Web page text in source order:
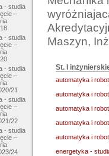
- studia
–
- studia
–
- studia
–
21
- studia
–
22
- studia
–
24
St. I
automatyka i
automatyka i
automatyka i
automatyka i
automatyka i
energetyka -